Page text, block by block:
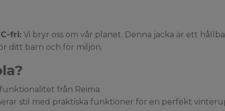
fri: Vi bryr oss om vår planet. Denna jacka är ett
ditt barn och för miljön.
från Reima.
stil med praktiska funktioner för en perfekt